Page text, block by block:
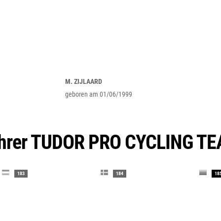
M. ZIJLAARD
geboren am 01/06/1999
TUDOR PRO CYCLING
183 184